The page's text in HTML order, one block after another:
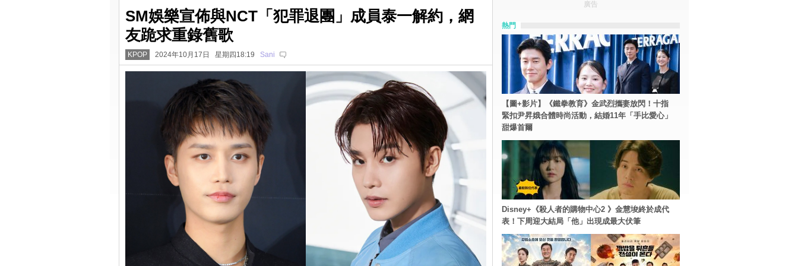
SM娛樂宣佈與NCT「犯罪退團」成員泰一解約，網
友跪求重錄舊歌
KPOP 2024年10月17日 星期四18:19 Sani
廣告
熱門
【圖+影片】《鐵拳教育》金武烈攜妻放閃！十指
緊扣尹昇娥合體時尚活動，結婚11年「手比愛心」
甜爆首爾
Disney+《殺人者的購物中心2 》金慧埈終於成代
表！下周迎大結局「他」出現成最大伏筆